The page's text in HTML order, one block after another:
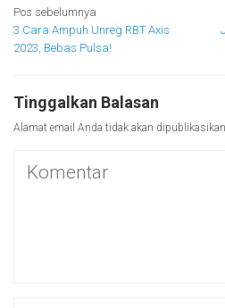
Navigasi
pos
Pos sebelumnya
3 Cara Ampuh Unreg RBT Axis
2023, Bebas Pulsa!
Tinggalkan Balasan
Alamat email Anda tidak akan